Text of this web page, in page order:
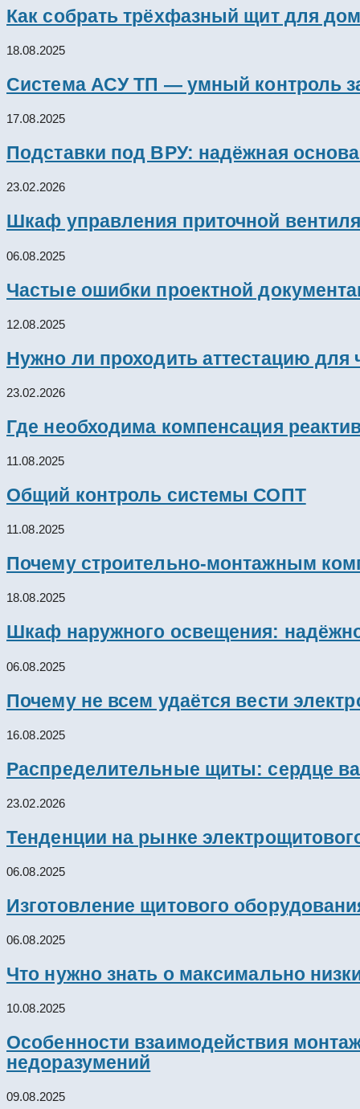
Как собрать трёхфазный щит для
18.08.2025
Система АСУ ТП — умный контроль
17.08.2025
Подставки под ВРУ: надёжная
23.02.2026
Шкаф управления приточной
06.08.2025
Частые ошибки проектной
12.08.2025
Нужно ли проходить аттестацию для
23.02.2026
Где необходима компенсация
11.08.2025
Общий контроль системы СОПТ
11.08.2025
Почему строительно-монтажным
18.08.2025
Шкаф наружного освещения:
06.08.2025
Почему не всем удаётся вести
16.08.2025
Распределительные щиты: сердце
23.02.2026
Тенденции на рынке
06.08.2025
Изготовление щитового
06.08.2025
Что нужно знать о максимально
10.08.2025
Особенности взаимодействия
недоразумений
09.08.2025